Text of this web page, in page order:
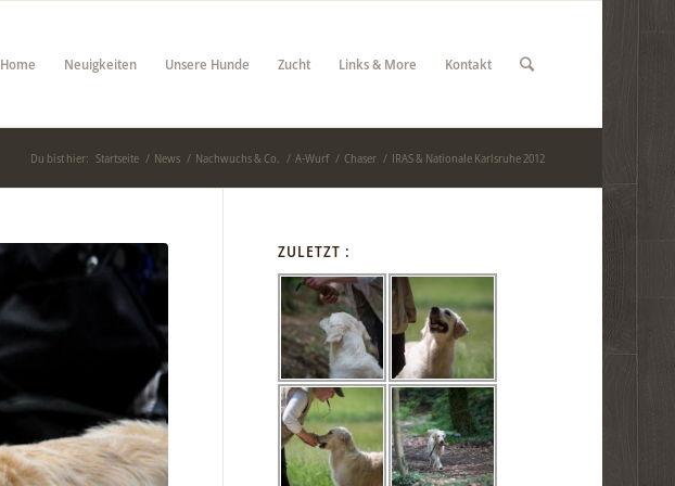
Home Neuigkeiten Unsere Hunde Zucht Links & More Kontakt
Du bist hier: Startseite / News / Nachwuchs & Co. / A-Wurf / Chaser / IRAS & Nationale Karlsruhe 2012
ZULETZT :